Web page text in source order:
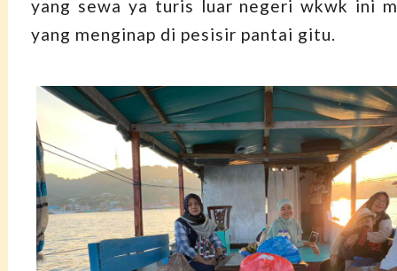
yang sewa ya turis luar negeri wkwk ini
yang menginap di pesisir pantai gitu.